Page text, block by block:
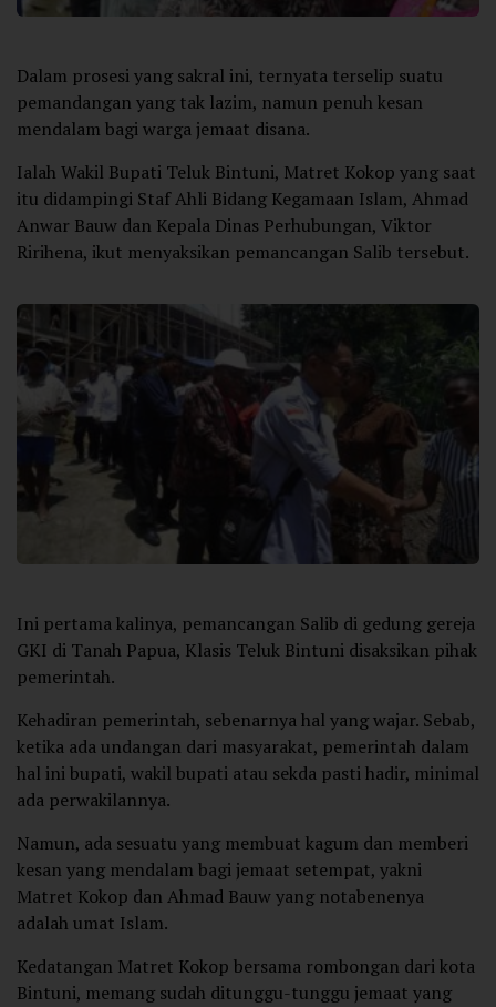
Dalam prosesi yang sakral ini, ternyata terselip suatu
pemandangan yang tak lazim, namun penuh kesan
mendalam bagi warga jemaat disana.
Ialah Wakil Bupati Teluk Bintuni, Matret Kokop yang saat
itu didampingi Staf Ahli Bidang Kegamaan Islam, Ahmad
Anwar Bauw dan Kepala Dinas Perhubungan, Viktor
Ririhena, ikut menyaksikan pemancangan Salib tersebut.
Ini pertama kalinya, pemancangan Salib di gedung gereja
GKI di Tanah Papua, Klasis Teluk Bintuni disaksikan pihak
pemerintah.
Kehadiran pemerintah, sebenarnya hal yang wajar. Sebab,
ketika ada undangan dari masyarakat, pemerintah dalam
hal ini bupati, wakil bupati atau sekda pasti hadir, minimal
ada perwakilannya.
Namun, ada sesuatu yang membuat kagum dan memberi
kesan yang mendalam bagi jemaat setempat, yakni
Matret Kokop dan Ahmad Bauw yang notabenenya
adalah umat Islam.
Kedatangan Matret Kokop bersama rombongan dari kota
Bintuni, memang sudah ditunggu-tunggu jemaat yang